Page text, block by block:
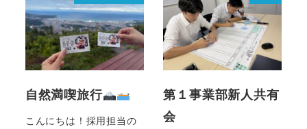
自然満喫旅行
こんにちは！採用担当の
第１事業部新人共有
会